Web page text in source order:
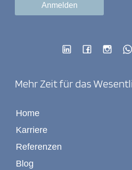
Mehr Zeit für das
Home
Karriere
Referenzen
Blog